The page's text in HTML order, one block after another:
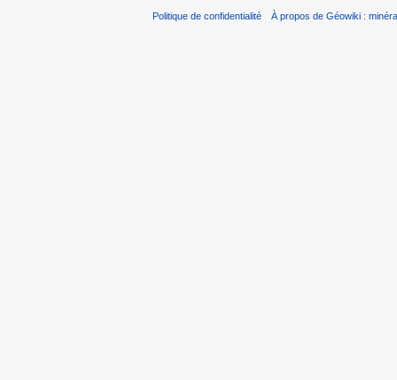
Politique de confidentialité À propos de Géowiki :